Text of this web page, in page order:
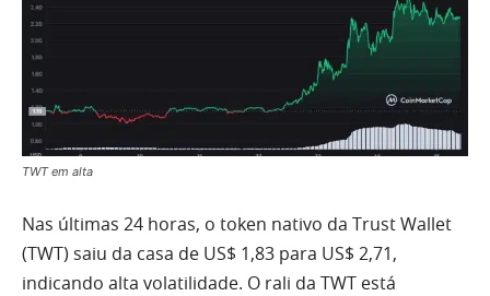
TWT em alta
Nas últimas 24 horas, o token nativo da Trust Wallet
(TWT) saiu da casa de US$ 1,83 para US$ 2,71,
indicando alta volatilidade. O rali da TWT está